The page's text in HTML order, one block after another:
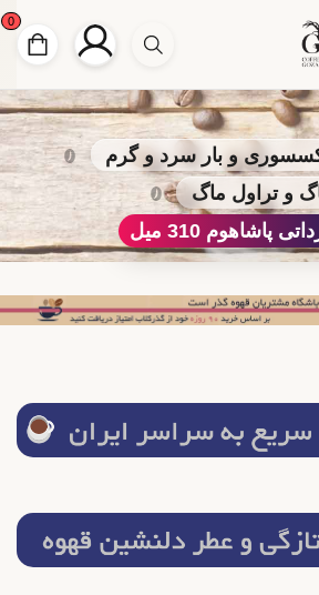
و بار سرد و گرم
و تراول ماگ
310 میل